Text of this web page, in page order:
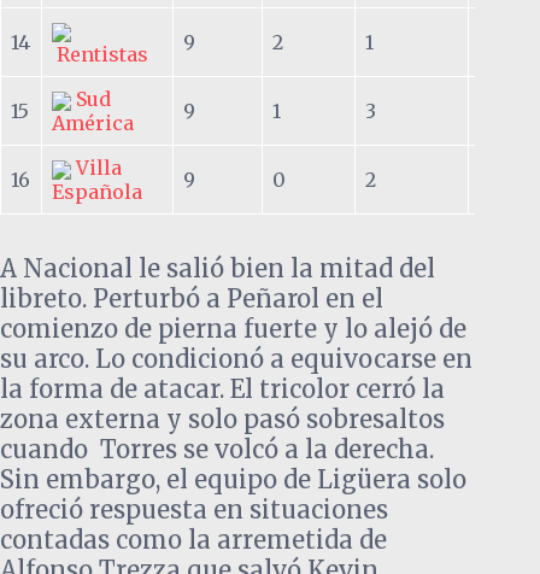
14 Rentistas 9 2 1
15
Sud
América
9 1 3
16
Villa
Española
9 0 2
A Nacional le salió bien la mitad del
libreto. Perturbó a Peñarol en el
comienzo de pierna fuerte y lo alejó de
su arco. Lo condicionó a equivocarse en
la forma de atacar. El tricolor cerró la
zona externa y solo pasó sobresaltos
cuando Torres se volcó a la derecha.
Sin embargo, el equipo de Ligüera solo
ofreció respuesta en situaciones
contadas como la arremetida de